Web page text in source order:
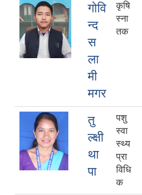
गोवि
न्द
स
ला
मी
मगर
कृषि
स्‍ना
तक
तु
ल्क्षी
था
पा
पशु
स्वा
स्थ्य
प्रा
विधि
क